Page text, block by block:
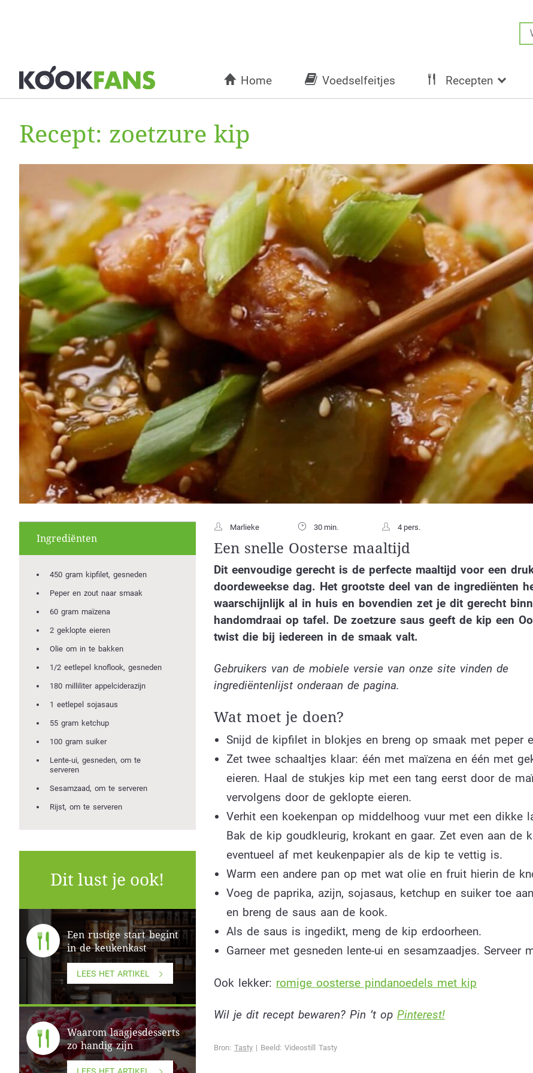
Home Voedselfeitjes Recepten
Recept: zoetzure kip
Ingrediënten
450 gram kipfilet, gesneden
Peper en zout naar smaak
60 gram maïzena
2 geklopte eieren
Olie om in te bakken
1/2 eetlepel knoflook, gesneden
180 milliliter appelciderazijn
1 eetlepel sojasaus
55 gram ketchup
100 gram suiker
Lente-ui, gesneden, om te
serveren
Sesamzaad, om te serveren
Rijst, om te serveren
Dit lust je ook!
Een rustige start begint
in de keukenkast
LEES HET ARTIKEL
Waarom laagjesdesserts
zo handig zijn
Marlieke 30 min. 4 pers.
Een snelle Oosterse maaltijd
Dit eenvoudige gerecht is de perfecte maaltijd voor een
doordeweekse dag. Het grootste deel van de ingrediënten
waarschijnlijk al in huis en bovendien zet je dit gerecht
handomdraai op tafel. De zoetzure saus geeft de kip een
twist die bij iedereen in de smaak valt.
Gebruikers van de mobiele versie van onze site vinden de
ingrediëntenlijst onderaan de pagina.
Wat moet je doen?
Snijd de kipfilet in blokjes en breng op smaak met peper
Zet twee schaaltjes klaar: één met maïzena en één met
eieren. Haal de stukjes kip met een tang eerst door de
vervolgens door de geklopte eieren.
Verhit een koekenpan op middelhoog vuur met een dikke
Bak de kip goudkleurig, krokant en gaar. Zet even aan de
eventueel af met keukenpapier als de kip te vettig is.
Warm een andere pan op met wat olie en fruit hierin de
Voeg de paprika, azijn, sojasaus, ketchup en suiker toe
en breng de saus aan de kook.
Als de saus is ingedikt, meng de kip erdoorheen.
Garneer met gesneden lente-ui en sesamzaadjes. Serveer
Ook lekker: romige oosterse pindanoedels met kip
Wil je dit recept bewaren? Pin ’t op Pinterest!
Bron: Tasty| Beeld: Videostill Tasty